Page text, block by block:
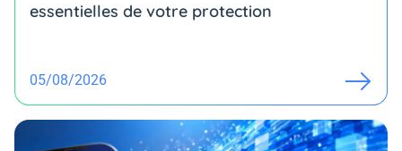
essentielles de votre protection
05/08/2026